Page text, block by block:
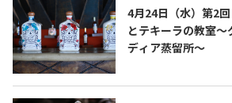
Tequila Journal SNS 在日メ
4月24日（水）第2
とテキーラの教室
ディア蒸留所～